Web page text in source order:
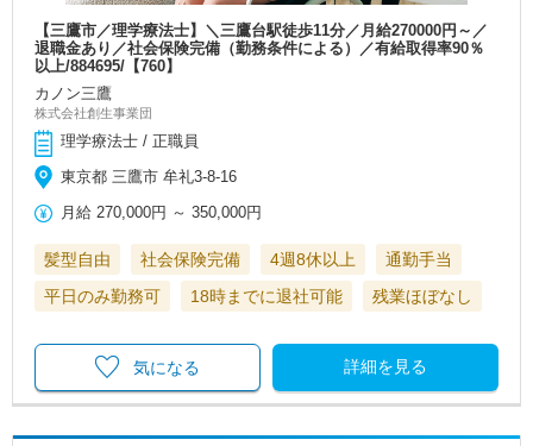
【三鷹市／理学療法士】＼三鷹台駅徒歩11分／月給270000円～／
退職金あり／社会保険完備（勤務条件による）／有給取得率90％
以上/884695/【760】
カノン三鷹
株式会社創生事業団
理学療法士 / 正職員
東京都 三鷹市 牟礼3-8-16
月給 270,000円 ～350,000円
髪型自由 社会保険完備 4週8休以上
通勤手当
平日のみ勤務可
18時までに退社可能 残業ほぼなし
詳細を見る
気になる